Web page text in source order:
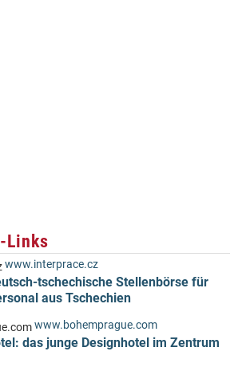
Links
www.interprace.cz
tschechische Stellenbörse für
aus Tschechien
www.bohemprague.com
das junge Designhotel im Zentrum